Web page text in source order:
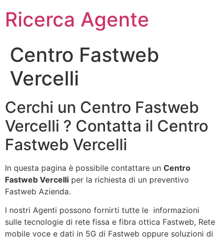
Ricerca Agente
Centro Fastweb
Vercelli
Cerchi un Centro Fastweb
Vercelli ? Contatta il Centro
Fastweb Vercelli
In questa pagina è possibile contattare un Centro
Fastweb Vercelli per la richiesta di un preventivo
Fastweb Azienda.
I nostri Agenti possono fornirti tutte le informazioni
sulle tecnologie di rete fissa e fibra ottica Fastweb, Rete
mobile voce e dati in 5G di Fastweb oppure soluzioni di